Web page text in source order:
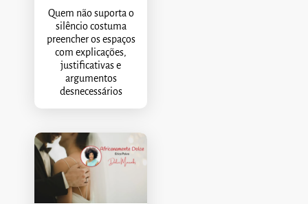
Quem não suporta o
silêncio costuma
preencher os espaços
com explicações,
justificativas e
argumentos
desnecessários